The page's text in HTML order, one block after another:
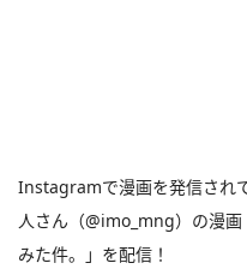
Instagramで漫画を発信され
人さん（@imo_mng）の漫
みた件。」を配信！